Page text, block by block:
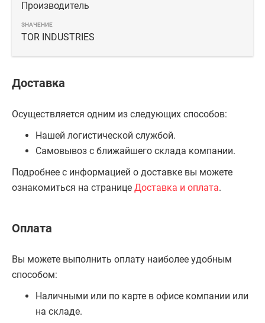
Производитель
TOR INDUSTRIES
Доставка
Осуществляется одним из следующих способов:
Нашей логистической службой.
Самовывоз с ближайшего склада компании.
Подробнее с информацией о доставке вы можете
ознакомиться на странице Доставка и оплата.
Оплата
Вы можете выполнить оплату наиболее удобным
способом:
Наличными или по карте в офисе компании или
на складе.